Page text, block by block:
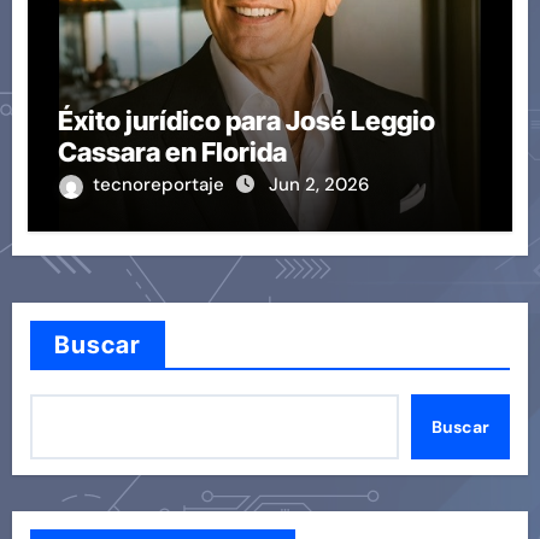
Éxito jurídico para José Leggio
Cassara en Florida
tecnoreportaje Jun 2, 2026
Buscar
Buscar